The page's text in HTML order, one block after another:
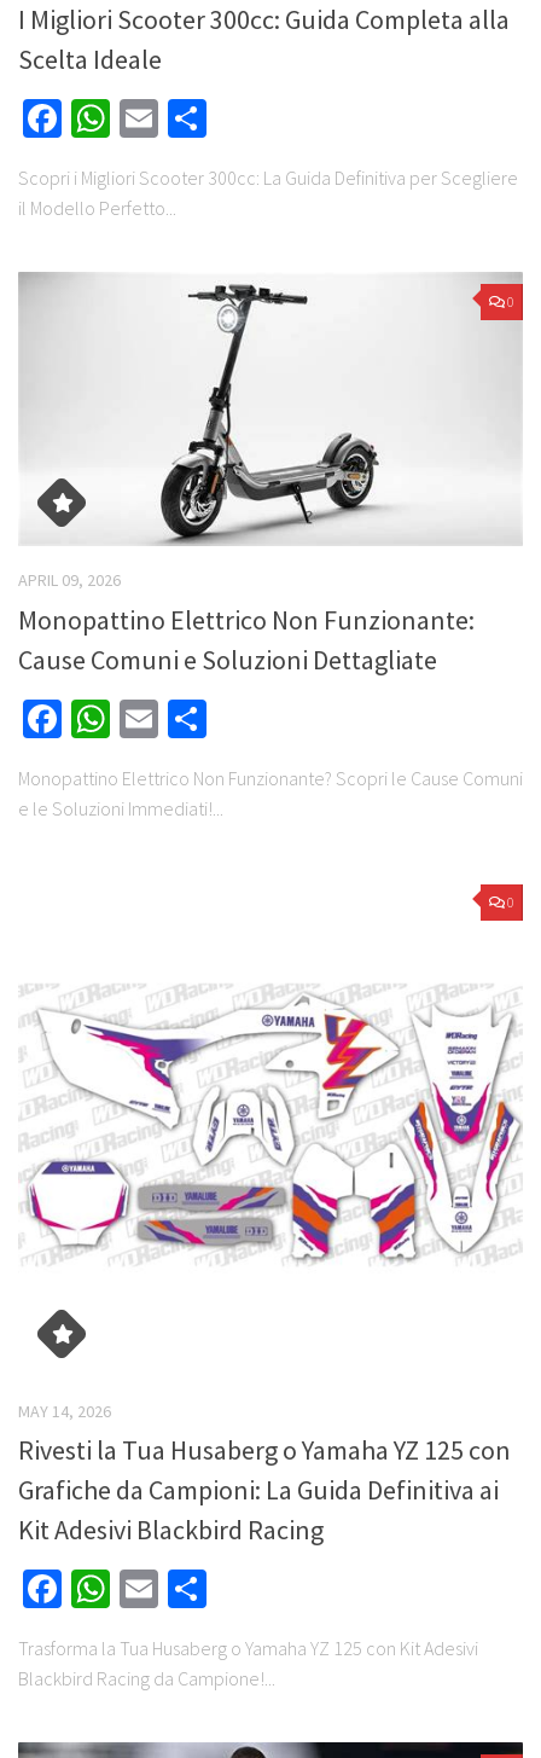
I Migliori Scooter 300cc: Guida Completa alla
Scelta Ideale
Facebook
WhatsApp
Email
Scopri i Migliori Scooter 300cc: La Guida Definitiva per Scegliere
il Modello Perfetto...
0
APRIL 09, 2026
Monopattino Elettrico Non Funzionante:
Cause Comuni e Soluzioni Dettagliate
Facebook
WhatsApp
Email
Monopattino Elettrico Non Funzionante? Scopri le Cause Comuni
e le Soluzioni Immediati!...
0
MAY 14, 2026
Rivesti la Tua Husaberg o Yamaha YZ 125 con
Grafiche da Campioni: La Guida Definitiva ai
Kit Adesivi Blackbird Racing
Facebook
WhatsApp
Email
Trasforma la Tua Husaberg o Yamaha YZ 125 con Kit Adesivi
Blackbird Racing da Campione!...